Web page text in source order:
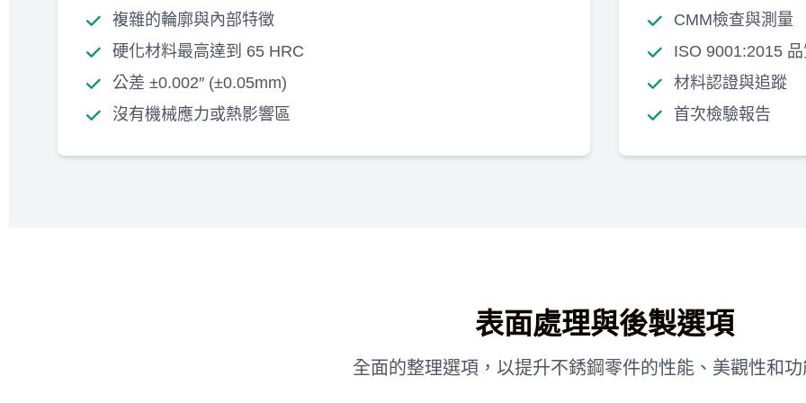
複雜的輪廓與內部特徵
硬化材料最高達到 65 HRC
公差 ±0.002″ (±0.05mm)
沒有機械應力或熱影響區
CMM檢查與測量
ISO 9001:2015
材料認證與追蹤
首次檢驗報告
表面處理與後製選項
全面的整理選項，以提升不銹鋼零件的性能、美觀性和功